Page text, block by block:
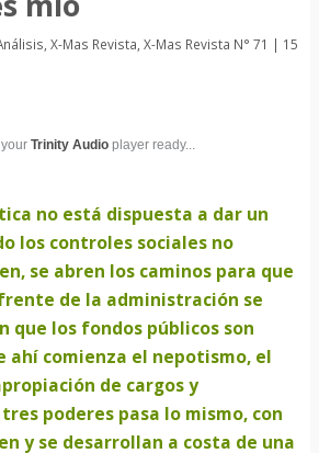
,X-Mas Revista ,X-Mas Revista N° 71 | 15
Trinity Audioplayer ready...
no está dispuesta a dar un
los controles sociales no
se abren los caminos para que
de la administración se
que los fondos públicos son
ahí comienza el nepotismo, el
de cargos y
poderes pasa lo mismo, con
y se desarrollan a costa de una